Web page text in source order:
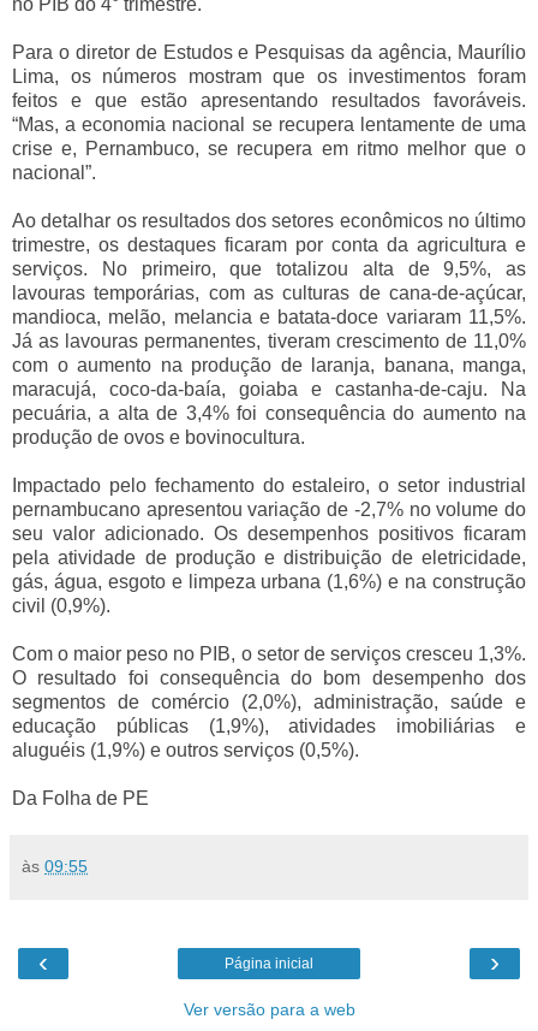
no PIB do 4° trimestre.
Para o diretor de Estudos e Pesquisas da agência, Maurílio
Lima, os números mostram que os investimentos foram
feitos e que estão apresentando resultados favoráveis.
“Mas, a economia nacional se recupera lentamente de uma
crise e, Pernambuco, se recupera em ritmo melhor que o
nacional”.
Ao detalhar os resultados dos setores econômicos no último
trimestre, os destaques ficaram por conta da agricultura e
serviços. No primeiro, que totalizou alta de 9,5%, as
lavouras temporárias, com as culturas de cana-de-açúcar,
mandioca, melão, melancia e batata-doce variaram 11,5%.
Já as lavouras permanentes, tiveram crescimento de 11,0%
com o aumento na produção de laranja, banana, manga,
maracujá, coco-da-baía, goiaba e castanha-de-caju. Na
pecuária, a alta de 3,4% foi consequência do aumento na
produção de ovos e bovinocultura.
Impactado pelo fechamento do estaleiro, o setor industrial
pernambucano apresentou variação de -2,7% no volume do
seu valor adicionado. Os desempenhos positivos ficaram
pela atividade de produção e distribuição de eletricidade,
gás, água, esgoto e limpeza urbana (1,6%) e na construção
civil (0,9%).
Com o maior peso no PIB, o setor de serviços cresceu 1,3%.
O resultado foi consequência do bom desempenho dos
segmentos de comércio (2,0%), administração, saúde e
educação públicas (1,9%), atividades imobiliárias e
aluguéis (1,9%) e outros serviços (0,5%).
Da Folha de PE
às 09:55
‹ ›
Página inicial
Ver versão para a web